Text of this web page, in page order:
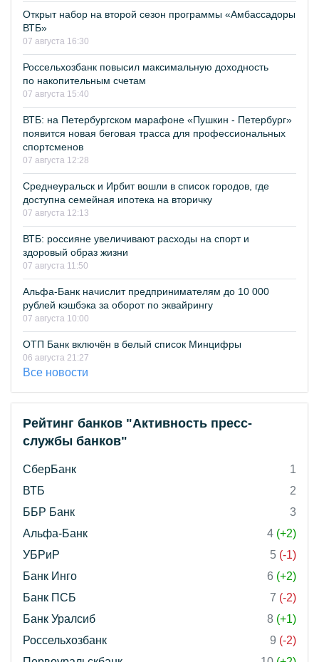
Открыт набор на второй сезон программы «Амбассадоры
ВТБ»
07 августа 16:30
Россельхозбанк повысил максимальную доходность
по накопительным счетам
07 августа 15:40
ВТБ: на Петербургском марафоне «Пушкин - Петербург»
появится новая беговая трасса для профессиональных
спортсменов
07 августа 12:28
Среднеуральск и Ирбит вошли в список городов, где
доступна семейная ипотека на вторичку
07 августа 12:13
ВТБ: россияне увеличивают расходы на спорт и
здоровый образ жизни
07 августа 11:50
Альфа-Банк начислит предпринимателям до 10 000
рублей кэшбэка за оборот по эквайрингу
07 августа 10:00
ОТП Банк включён в белый список Минцифры
06 августа 21:27
Все новости
Рейтинг банков "Активность пресс-
службы банков"
СберБанк
1
ВТБ
2
ББР Банк
3
Альфа-Банк
4 (+2)
УБРиР
5 (-1)
Банк Инго
6 (+2)
Банк ПСБ
7 (-2)
Банк Уралсиб
8 (+1)
Россельхозбанк
9 (-2)